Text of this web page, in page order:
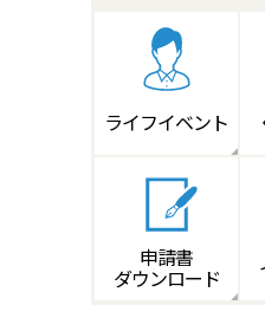
ライフイベント
申請書
ダウンロード